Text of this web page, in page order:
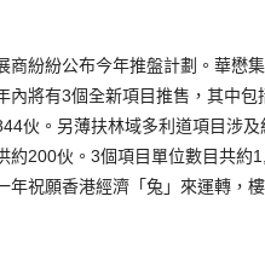
商紛紛公布今年推盤計劃。華懋
內將有3個全新項目推售，其中包
伙。另薄扶林域多利道項目涉
約200伙。3個項目單位數目共約
年祝願香港經濟「兔」來運轉，